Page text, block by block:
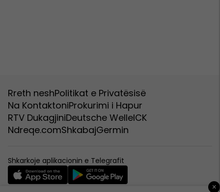
Rreth neshPolitikat e Privatësisë
Na KontaktoniProkurimi i Hapur
RTV DukagjiniDeutsche WelleICK
Ndreqe.comShkabajGermin
Shkarkoje aplikacionin e Telegrafit
×